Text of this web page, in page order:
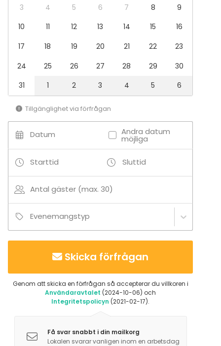
Julbord / Julfest
Företagsfest
Hotell
Konferenslokal
Terrass
3
4 5 6 7 8
9
10
11 12 13 14 15
16
17
18 19 20 21 22
23
24
25 26 27 28 29
30
31
1 2 3 4 5 6
Tillgänglighet via förfrågan
Datum Andra datum
möjliga
Starttid Sluttid
Antal gäster (max. 30)
Evenemangstyp
Skicka förfrågan
Genom att skicka en förfrågan så accepterar du villkoren i
Användaravtalet (2024-10-06) och
Integritetspolicyn (2021-02-17).
Få svar snabbt i din mailkorg
Lokalen svarar vanligen inom en arbetsdag